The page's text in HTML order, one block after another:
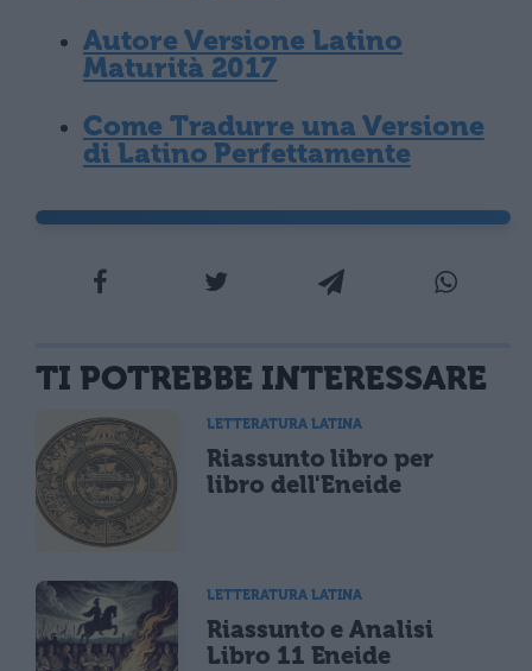
Autore Versione Latino
Maturità 2017
Come Tradurre una Versione
di Latino Perfettamente
TI POTREBBE INTERESSARE
LETTERATURA LATINA
Riassunto libro per
libro dell'Eneide
LETTERATURA LATINA
Riassunto e Analisi
Libro 11 Eneide